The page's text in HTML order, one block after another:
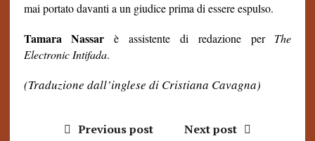
mai portato davanti a un giudice prima di essere espulso.
Tamara Nassar è assistente di redazione per The
Electronic Intifada.
(Traduzione dall’inglese di Cristiana Cavagna)
Previous post Next post